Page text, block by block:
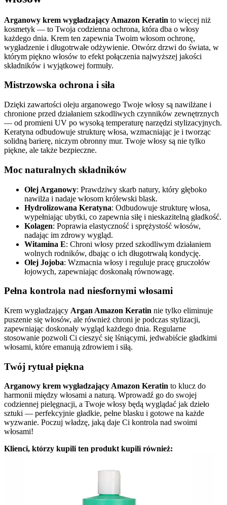
Arganowy krem wygładzający Amazon Keratin to więcej niż
kosmetyk — to Twoja codzienna ochrona, która dba o włosy
każdego dnia. Krem ten zapewnia Twoim włosom ochronę,
wygładzenie i długotrwałe odżywienie. Otwórz drzwi do świata, w
którym piękno włosów to efekt połączenia najwyższej jakości
składników i wyjątkowej formuły.
Mistrzowska ochrona i siła
Dzięki zawartości oleju arganowego Twoje włosy są nawilżane i
chronione przed działaniem szkodliwych czynników zewnętrznych
— od promieni UV po wysoką temperaturę narzędzi stylizacyjnych.
Keratyna odbudowuje strukturę włosa, wzmacniając je i tworząc
solidną barierę, niczym obronny mur. Twoje włosy są nie tylko
piękne, ale także bezpieczne.
Moc naturalnych składników
Olej Arganowy: Prawdziwy skarb natury, który głęboko
nawilża i nadaje włosom królewski blask.
Hydrolizowana Keratyna: Odbudowuje strukturę włosa,
wypełniając ubytki, co zapewnia siłę i nieskazitelną gładkość.
Kolagen: Poprawia elastyczność i sprężystość włosów,
nadając im zdrowy wygląd.
Witamina E: Chroni włosy przed szkodliwym działaniem
wolnych rodników, dbając o ich długotrwałą kondycję.
Olej Jojoba: Wzmacnia włosy i reguluje pracę gruczołów
łojowych, zapewniając doskonałą równowagę.
Pełna kontrola nad niesfornymi włosami
Krem wygładzający Argan Amazon Keratin nie tylko eliminuje
puszenie się włosów, ale również chroni je podczas stylizacji,
zapewniając doskonały wygląd każdego dnia. Regularne
stosowanie pozwoli Ci cieszyć się lśniącymi, jedwabiście gładkimi
włosami, które emanują zdrowiem i siłą.
Twój rytuał piękna
Arganowy krem wygładzający Amazon Keratin to klucz do
harmonii między włosami a naturą. Wprowadź go do swojej
codziennej pielęgnacji, a Twoje włosy będą wyglądać jak dzieło
sztuki — perfekcyjnie gładkie, pełne blasku i gotowe na każde
wyzwanie. Poczuj władzę, jaką daje Ci kontrola nad swoimi
włosami!
Klienci, którzy kupili ten produkt kupili również: